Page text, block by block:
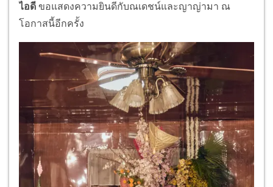
ไอดี ขอแสดงความยินดีกับณเดชน์และญาญ่ามา ณ
โอกาสนี้อีกครั้ง